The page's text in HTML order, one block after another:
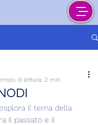
di lettura: 2 min
il tema della
il passato e il